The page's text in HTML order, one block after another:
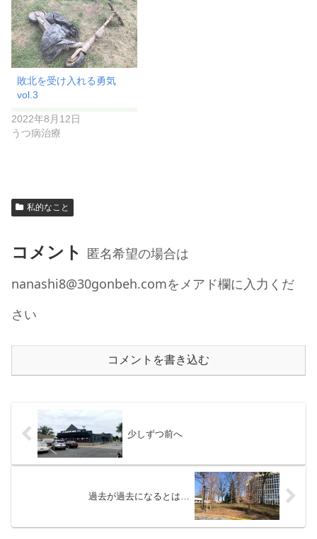
敗北を受け入れる勇気
vol.3
2022年8月12日
うつ病治療
私的なこと
コメント 匿名希望の場合は
nanashi8@30gonbeh.comをメアド欄に入力くだ
さい
コメントを書き込む
少しずつ前へ
過去が過去になるとは…